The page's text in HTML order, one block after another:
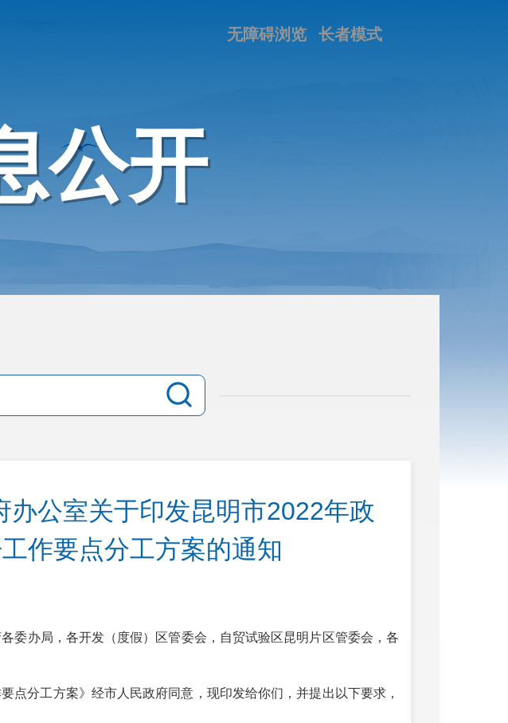
长者模式
无障碍浏览
公开
办公室关于印发昆明市2022年政
作要点分工方案的通知
委办局，各开发（度假）区管委会，自贸试验区昆明片区管委会，各
要点分工方案》经市人民政府同意，现印发给你们，并提出以下要求，